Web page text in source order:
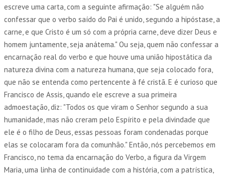
escreve uma carta, com a seguinte afirmação: "Se alguém não
confessar que o verbo saído do Pai é unido, segundo a hipóstase, a
carne, e que Cristo é um só com a própria carne, deve dizer Deus e
homem juntamente, seja anátema." Ou seja, quem não confessar a
encarnação real do verbo e que houve uma união hipostática da
natureza divina com a natureza humana, que seja colocado fora,
que não se entenda como pertencente à fé cristã. E é curioso que
Francisco de Assis, quando ele escreve a sua primeira
admoestação, diz: "Todos os que viram o Senhor segundo a sua
humanidade, mas não creram pelo Espírito e pela divindade que
ele é o filho de Deus, essas pessoas foram condenadas porque
elas se colocaram fora da comunhão." Então, nós percebemos em
Francisco, no tema da encarnação do Verbo, a figura da Virgem
Maria, uma linha de continuidade com a história, com a patrística,